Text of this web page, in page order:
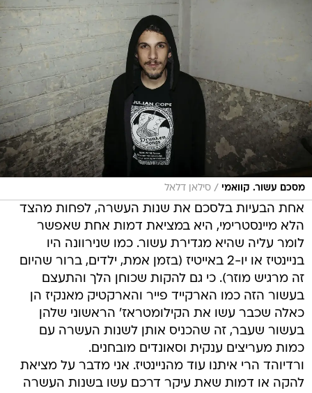
מסכם עשור. קוואמי / סילאן דלאל
אחת הבעיות בלסכם את שנות העשרה, לפחות מהצד
הלא מיינסטרימי, היא במציאת דמות אחת שאפשר
לומר עליה שהיא מגדירת עשור. כמו שנירוונה היו
בניינטיז או יו-2 באייטיז (בזמן אמת, ילדים, ברור שהיום
זה מרגיש מוזר). כי גם להקות שכוחן הלך והתעצם
בעשור הזה כמו הארקייד פייר והארקטיק מאנקיז הן
כאלה שכבר עשו את הקילומטראז' הראשוני שלהן
בעשור שעבר, זה שהכניס אותן לשנות העשרה עם
כמות מעריצים ענקית וסאונדים מובחנים.
ורדיוהד הרי איתנו עוד מהניינטיז. אני מדבר על מציאת
להקה או דמות שאת עיקר דרכם עשו בשנות העשרה